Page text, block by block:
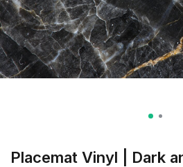
Placemat Vinyl | Dark